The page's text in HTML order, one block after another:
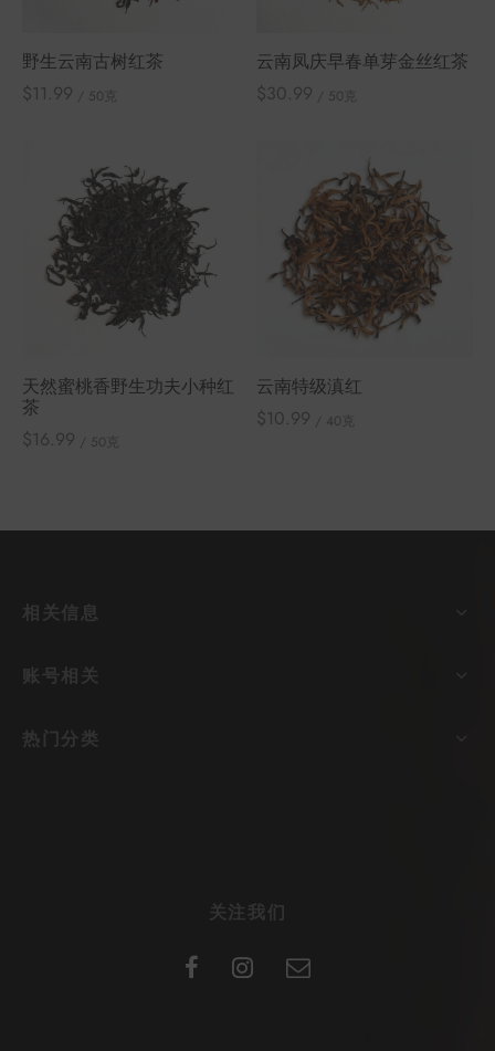
野生云南古树红茶
$11.99 / 50克
云南凤庆早春单芽金丝红茶
$30.99 / 50克
天然蜜桃香野生功夫小种红
茶
$16.99 / 50克
云南特级滇红
$10.99 / 40克
相关信息
账号相关
热门分类
关注我们